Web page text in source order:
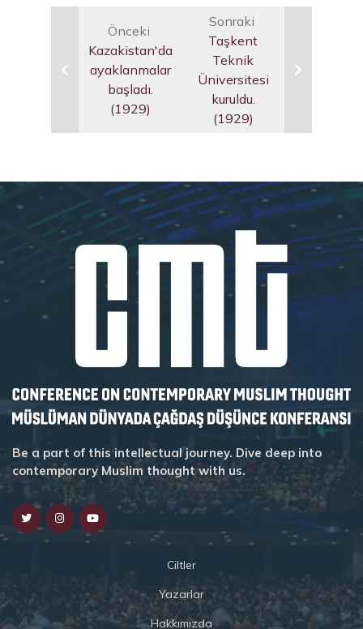
Önceki
Kazakistan'da
ayaklanmalar
başladı.
(1929)
Sonraki
Taşkent
Teknik
Üniversitesi
kuruldu.
(1929)
Be a part of this intellectual journey. Dive deep into
contemporary Muslim thought with us.
Ciltler
Yazarlar
Hakkımızda